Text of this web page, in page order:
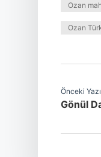
Ozan
Ozan
Önceki Yazı
Gönül